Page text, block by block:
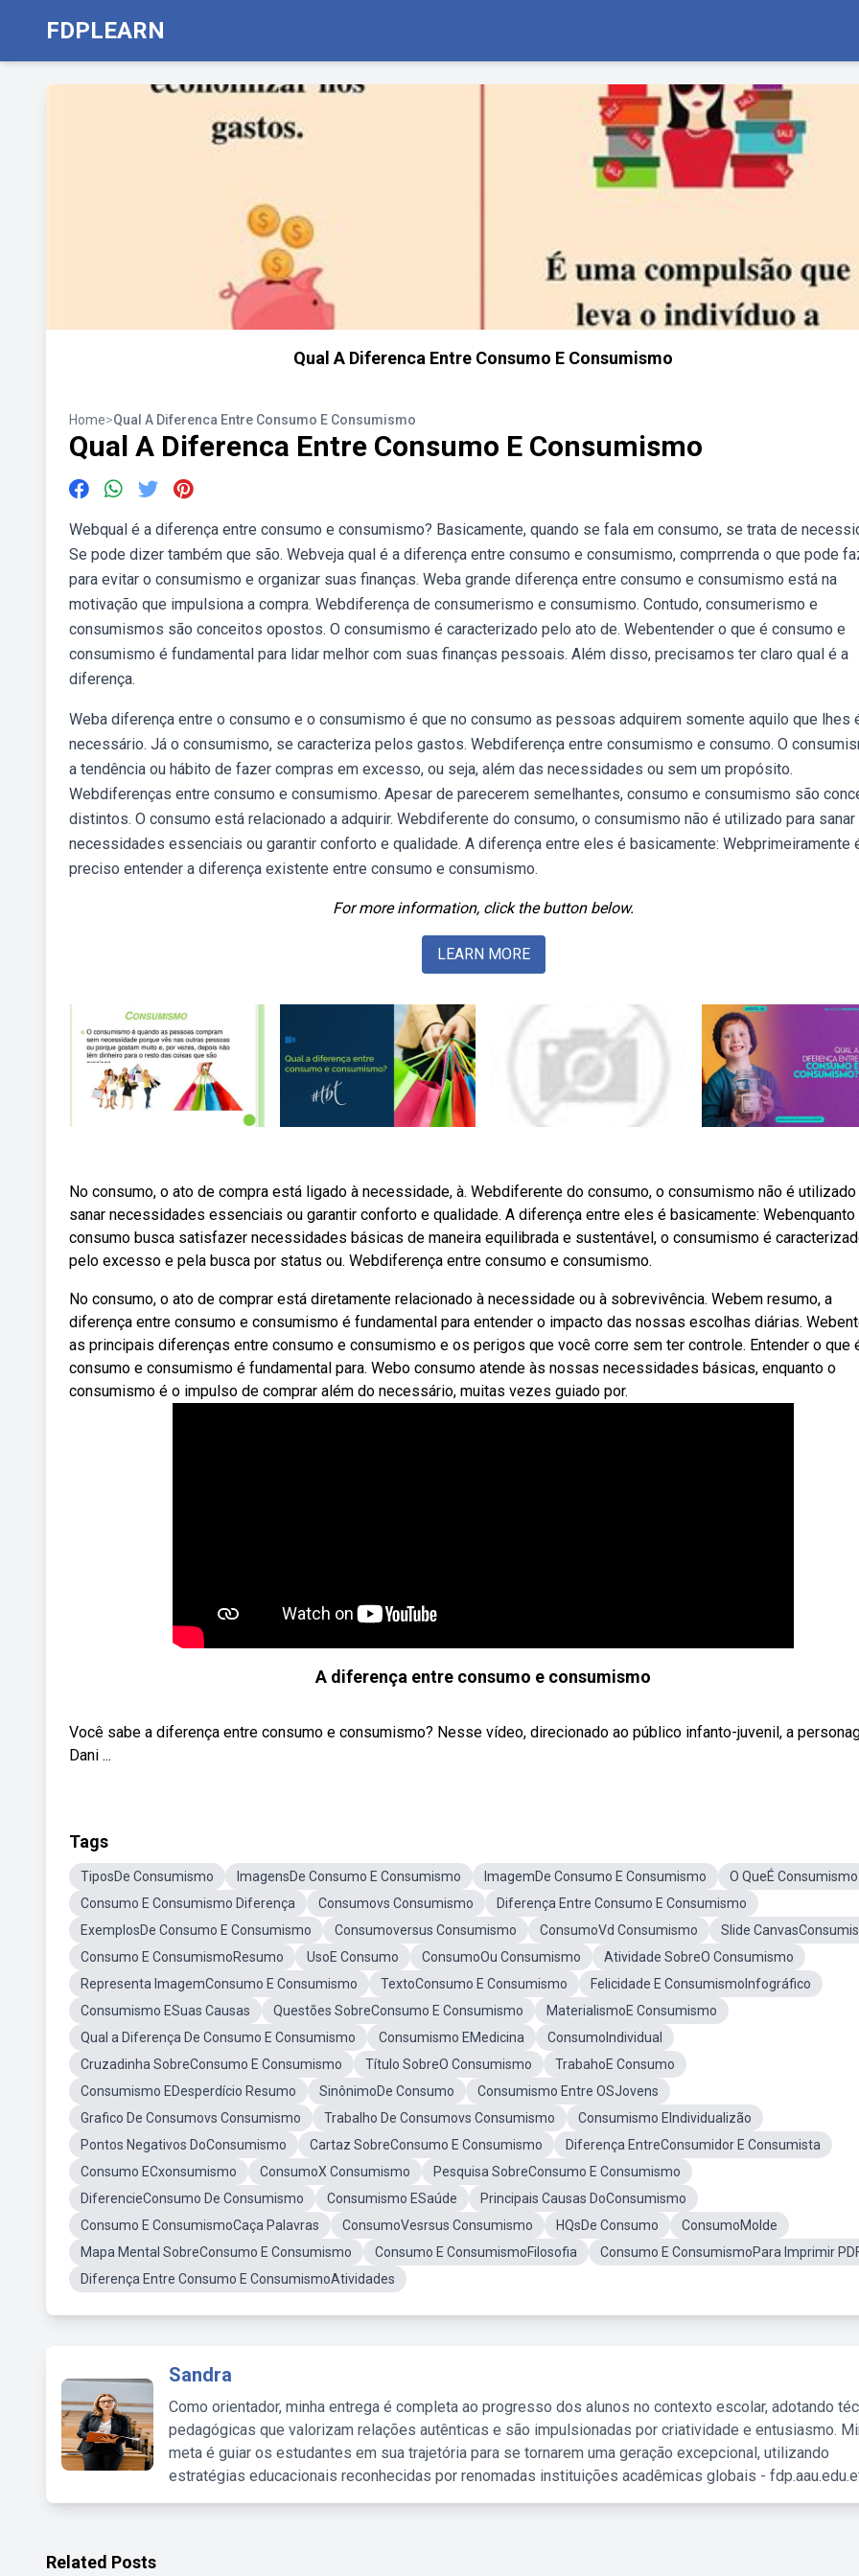
FDPLEARN
Qual A Diferenca Entre Consumo E Consumismo
Home>Qual A Diferenca Entre Consumo E Consumismo
Qual A Diferenca Entre Consumo E Consumismo
Webqual é a diferença entre consumo e consumismo? Basicamente, quando se fala em consumo, se trata de
Se pode dizer também que são. Webveja qual é a diferença entre consumo e consumismo, comprrenda o que pode
para evitar o consumismo e organizar suas finanças. Weba grande diferença entre consumo e consumismo está na
motivação que impulsiona a compra. Webdiferença de consumerismo e consumismo. Contudo, consumerismo e
consumismos são conceitos opostos. O consumismo é caracterizado pelo ato de. Webentender o que é consumo e
consumismo é fundamental para lidar melhor com suas finanças pessoais. Além disso, precisamos ter claro qual é a
diferença.
Weba diferença entre o consumo e o consumismo é que no consumo as pessoas adquirem somente aquilo que lhes
necessário. Já o consumismo, se caracteriza pelos gastos. Webdiferença entre consumismo e consumo. O
a tendência ou hábito de fazer compras em excesso, ou seja, além das necessidades ou sem um propósito.
Webdiferenças entre consumo e consumismo. Apesar de parecerem semelhantes, consumo e consumismo são
distintos. O consumo está relacionado a adquirir. Webdiferente do consumo, o consumismo não é utilizado para sanar
necessidades essenciais ou garantir conforto e qualidade. A diferença entre eles é basicamente: Webprimeiramente
preciso entender a diferença existente entre consumo e consumismo.
For more information, click the button below.
LEARN MORE
No consumo, o ato de compra está ligado à necessidade, à. Webdiferente do consumo, o consumismo não é utilizado
sanar necessidades essenciais ou garantir conforto e qualidade. A diferença entre eles é basicamente: Webenquanto
consumo busca satisfazer necessidades básicas de maneira equilibrada e sustentável, o consumismo é
pelo excesso e pela busca por status ou. Webdiferença entre consumo e consumismo.
No consumo, o ato de comprar está diretamente relacionado à necessidade ou à sobrevivência. Webem resumo, a
diferença entre consumo e consumismo é fundamental para entender o impacto das nossas escolhas diárias.
as principais diferenças entre consumo e consumismo e os perigos que você corre sem ter controle. Entender o que
consumo e consumismo é fundamental para. Webo consumo atende às nossas necessidades básicas, enquanto o
consumismo é o impulso de comprar além do necessário, muitas vezes guiado por.
A diferença entre consumo e consumismo
Você sabe a diferença entre consumo e consumismo? Nesse vídeo, direcionado ao público infanto-juvenil, a
Dani ...
Tags
TiposDe Consumismo ImagensDe Consumo E Consumismo ImagemDe Consumo E Consumismo
O QueÉ Consumismo
Consumo E Consumismo Diferença
Consumovs Consumismo
Diferença Entre Consumo E Consumismo
ExemplosDe Consumo E Consumismo
Consumoversus Consumismo ConsumoVd Consumismo
Slide
Consumo E ConsumismoResumo
UsoE Consumo ConsumoOu Consumismo
Atividade SobreO Consumismo
Representa ImagemConsumo E Consumismo
TextoConsumo E Consumismo
Felicidade E ConsumismoInfográfico
Consumismo ESuas Causas
Questões SobreConsumo E Consumismo
MaterialismoE Consumismo
Qual a Diferença De Consumo E Consumismo
Consumismo EMedicina
ConsumoIndividual
Cruzadinha SobreConsumo E Consumismo
Título SobreO Consumismo
TrabahoE Consumo
Consumismo EDesperdício Resumo
SinônimoDe Consumo
Consumismo Entre OSJovens
Grafico De Consumovs Consumismo
Trabalho De Consumovs Consumismo
Consumismo EIndividualizão
Pontos Negativos DoConsumismo
Cartaz SobreConsumo E Consumismo
Diferença EntreConsumidor E Consumista
Consumo ECxonsumismo
ConsumoX Consumismo
Pesquisa SobreConsumo E Consumismo
DiferencieConsumo De Consumismo
Consumismo ESaúde
Principais Causas DoConsumismo
Consumo E ConsumismoCaça Palavras
ConsumoVesrsus Consumismo HQsDe Consumo
ConsumoMolde
Mapa Mental SobreConsumo E Consumismo
Consumo E ConsumismoFilosofia
Consumo E ConsumismoPara Imprimir
Diferença Entre Consumo E ConsumismoAtividades
Sandra
Como orientador, minha entrega é completa ao progresso dos alunos no contexto escolar, adotando
pedagógicas que valorizam relações autênticas e são impulsionadas por criatividade e entusiasmo.
meta é guiar os estudantes em sua trajetória para se tornarem uma geração excepcional, utilizando
estratégias educacionais reconhecidas por renomadas instituições acadêmicas globais -
Related Posts